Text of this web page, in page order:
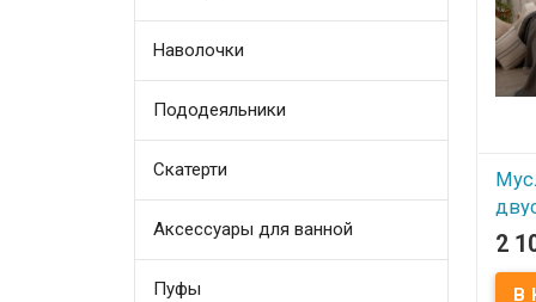
Наволочки
Пододеяльники
Скатерти
Аксессуары для ванной
Пуфы
2